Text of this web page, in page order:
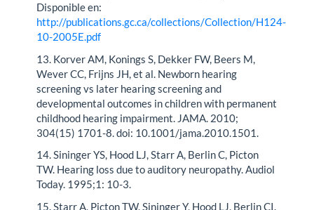
Disponible en:
http://publications.gc.ca/collections/Collection/H124-
10-2005E.pdf
13. Korver AM, Konings S, Dekker FW, Beers M,
Wever CC, Frijns JH, et al. Newborn hearing
screening vs later hearing screening and
developmental outcomes in children with permanent
childhood hearing impairment. JAMA. 2010;
304(15) 1701-8. doi: 10.1001/jama.2010.1501.
14. Sininger YS, Hood LJ, Starr A, Berlin C, Picton
TW. Hearing loss due to auditory neuropathy. Audiol
Today. 1995;1: 10-3.
15. Starr A, Picton TW, Sininger Y, Hood LJ, Berlin CI.